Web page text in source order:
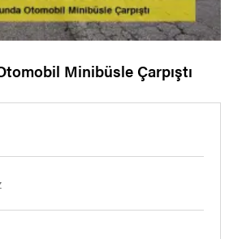
Minibüsle Çarpıştı